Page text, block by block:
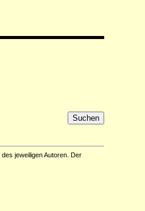
jeweiligen Autoren. Der